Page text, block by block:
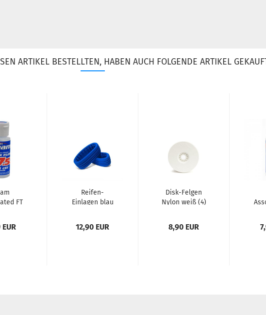
ARTIKEL BESTELLTEN, HABEN AUCH FOLGENDE ARTIKEL
FT
Reifen-
Einlagen blau
12,90 EUR
Disk-Felgen
Nylon weiß (4)
8,90 EUR